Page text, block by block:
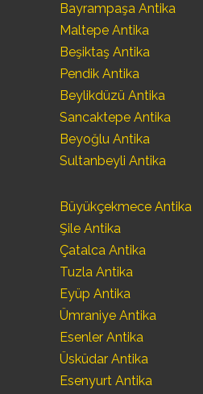
Bayrampaşa Antika
Maltepe Antika
Beşiktaş Antika
Pendik Antika
Beylikdüzü Antika
Sancaktepe Antika
Beyoğlu Antika
Sultanbeyli Antika
Büyükçekmece Antika
Şile Antika
Çatalca Antika
Tuzla Antika
Eyüp Antika
Ümraniye Antika
Esenler Antika
Üsküdar Antika
Esenyurt Antika